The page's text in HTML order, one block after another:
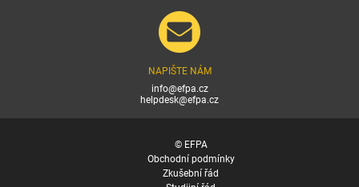
NAPIŠTE NÁM
info@efpa.cz
helpdesk@efpa.cz
© EFPA
Obchodní podmínky
Zkušební řád